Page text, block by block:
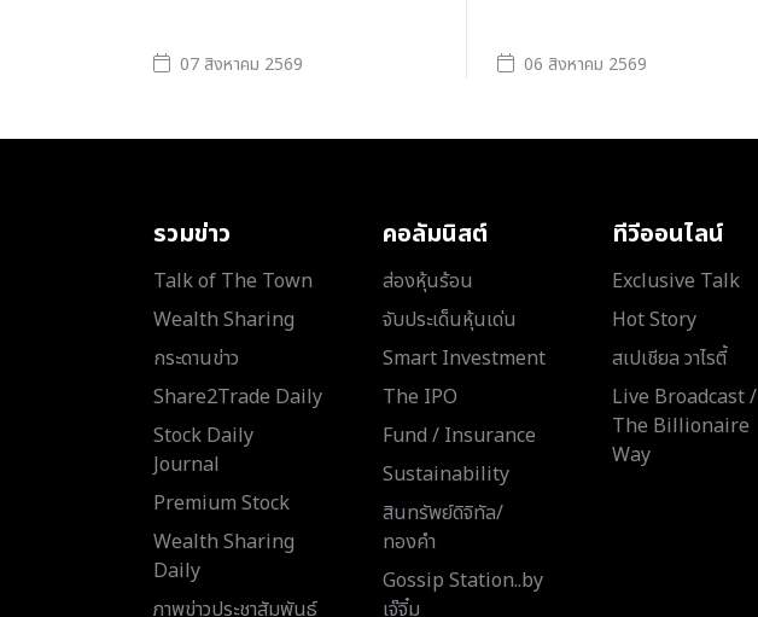
07 สิงหาคม 2569 06 สิงหาคม 2569
รวมข่าว
Talk of The Town
Wealth Sharing
กระดานข่าว
Share2Trade Daily
Stock Daily
Journal
Premium Stock
Wealth Sharing
Daily
ภาพข่าวประชาสัมพันธ์
คอลัมนิสต์
ส่องหุ้นร้อน
จับประเด็นหุ้นเด่น
Smart Investment
The IPO
Fund / Insurance
Sustainability
สินทรัพย์ดิจิทัล/
ทองคำ
Gossip Station..by
เจ๊จิ๋ม
ทีวีออนไลน์
Exclusive Talk
Hot Story
สเปเชียล วาไรตี้
Live Broadcast /
The Billionaire
Way